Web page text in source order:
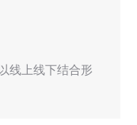
线上线下结合形